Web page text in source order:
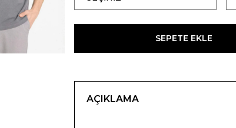
SEPETE EKLE
AÇIKLAMA